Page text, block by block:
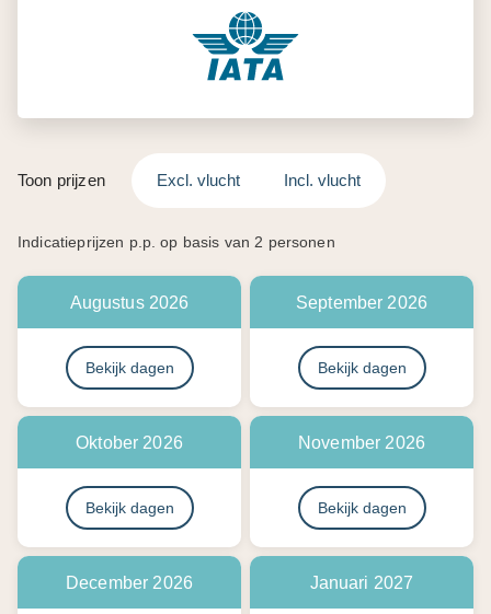
Toon prijzen Excl. vlucht Incl. vlucht
Indicatieprijzen p.p. op basis van 2 personen
Augustus 2026
Bekijk dagen
September 2026
Bekijk dagen
Oktober 2026
Bekijk dagen
November 2026
Bekijk dagen
December 2026 Januari 2027